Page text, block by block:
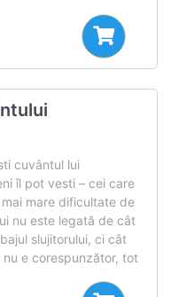
cuvântul lui
îl pot vesti – cei care
mare dificultate de
nu este legată de cât
slujitorului, ci cât
e corespunzător, tot